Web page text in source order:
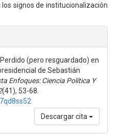
signos de institucionalización
(pero resguardado) en
de Sebastián
Enfoques: Ciencia Política Y
(41), 53-68.
Descargar cita